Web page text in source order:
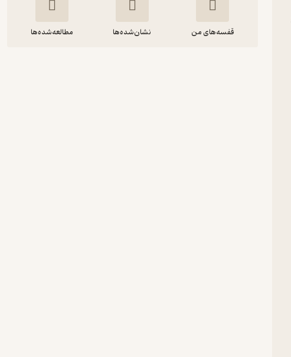
قفسه‌های من نشان‌شده‌ها مطالعه‌شده‌ها